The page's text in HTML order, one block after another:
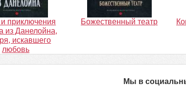
приключения
из Данелойна,
искавшего
любовь
Божественный театр
Мы в